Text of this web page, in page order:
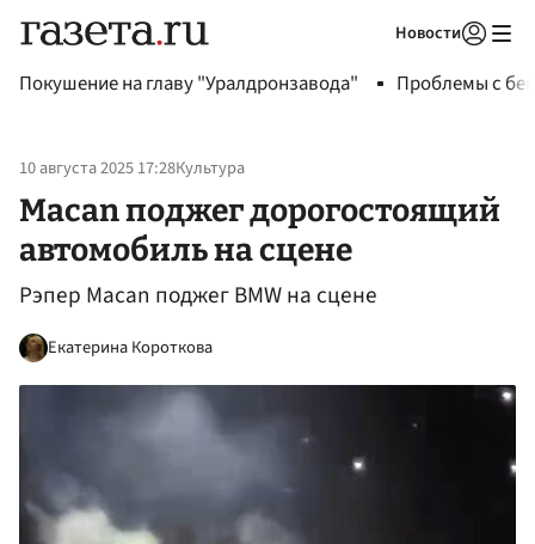
Новости
Покушение на главу "Уралдронзавода" Проблемы с
10 августа 2025 17:28Культура
Macan поджег дорогостоящий
автомобиль на сцене
Рэпер Macan поджег BMW на сцене
Екатерина Короткова